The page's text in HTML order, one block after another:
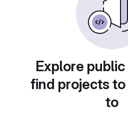
Explore
find projects
to